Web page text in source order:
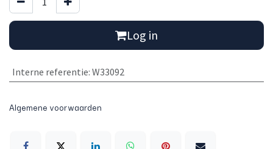
Log in
Interne referentie: W33092
Algemene voorwaarden